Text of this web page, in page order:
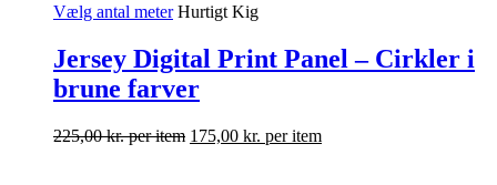
Vælg antal meter Hurtigt Kig
Jersey Digital Print Panel – Cirkler i
brune farver
225,00kr.per item 175,00 kr. per item